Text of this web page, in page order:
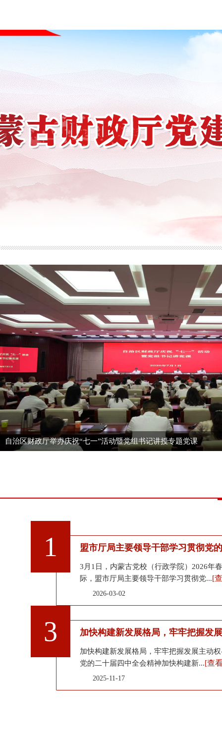
自治区财政厅举办庆祝“七一”活动暨党组书记讲授专题党课
1 盟市厅局主要领导干部学习贯彻党
3月1日，内蒙古党校（行政学院）2026年
际，盟市厅局主要领导干部学习贯彻党...[
2026-03-02
3 加快构建新发展格局，牢牢把握发
加快构建新发展格局，牢牢把握发展主动
党的二十届四中全会精神加快构建新...[查
2025-11-17